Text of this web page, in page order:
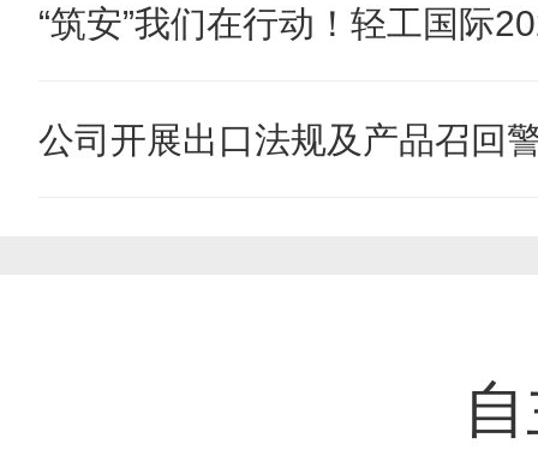
“筑安”我们在行动！轻工国际
公司开展出口法规及产品召回